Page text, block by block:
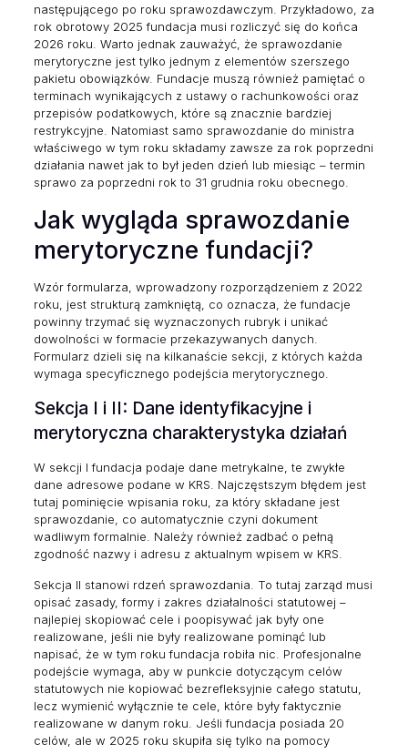
następującego po roku sprawozdawczym. Przykładowo, za
rok obrotowy 2025 fundacja musi rozliczyć się do końca
2026 roku. Warto jednak zauważyć, że sprawozdanie
merytoryczne jest tylko jednym z elementów szerszego
pakietu obowiązków. Fundacje muszą również pamiętać o
terminach wynikających z ustawy o rachunkowości oraz
przepisów podatkowych, które są znacznie bardziej
restrykcyjne. Natomiast samo sprawozdanie do ministra
właściwego w tym roku składamy zawsze za rok poprzedni
działania nawet jak to był jeden dzień lub miesiąc – termin
sprawo za poprzedni rok to 31 grudnia roku obecnego.
Jak wygląda sprawozdanie
merytoryczne fundacji?
Wzór formularza, wprowadzony rozporządzeniem z 2022
roku, jest strukturą zamkniętą, co oznacza, że fundacje
powinny trzymać się wyznaczonych rubryk i unikać
dowolności w formacie przekazywanych danych.
Formularz dzieli się na kilkanaście sekcji, z których każda
wymaga specyficznego podejścia merytorycznego.
Sekcja I i II: Dane identyfikacyjne i
merytoryczna charakterystyka działań
W sekcji I fundacja podaje dane metrykalne, te zwykłe
dane adresowe podane w KRS. Najczęstszym błędem jest
tutaj pominięcie wpisania roku, za który składane jest
sprawozdanie, co automatycznie czyni dokument
wadliwym formalnie. Należy również zadbać o pełną
zgodność nazwy i adresu z aktualnym wpisem w KRS.
Sekcja II stanowi rdzeń sprawozdania. To tutaj zarząd musi
opisać zasady, formy i zakres działalności statutowej –
najlepiej skopiować cele i poopisywać jak były one
realizowane, jeśli nie były realizowane pominąć lub
napisać, że w tym roku fundacja robiła nic. Profesjonalne
podejście wymaga, aby w punkcie dotyczącym celów
statutowych nie kopiować bezrefleksyjnie całego statutu,
lecz wymienić wyłącznie te cele, które były faktycznie
realizowane w danym roku. Jeśli fundacja posiada 20
celów, ale w 2025 roku skupiła się tylko na pomocy